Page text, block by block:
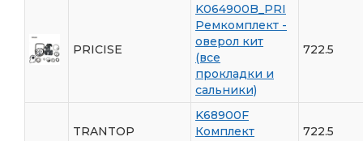
PRICISE
K064900B_PRI
Ремкомплект -
оверол кит
(все
прокладки и
сальники)
722.5
TRANTOP
K68900F
Комплект
722.5